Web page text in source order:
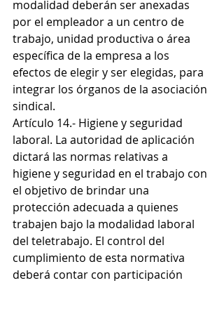
modalidad deberán ser anexadas
por el empleador a un centro de
trabajo, unidad productiva o área
específica de la empresa a los
efectos de elegir y ser elegidas, para
integrar los órganos de la asociación
sindical.
Artículo 14.- Higiene y seguridad
laboral. La autoridad de aplicación
dictará las normas relativas a
higiene y seguridad en el trabajo con
el objetivo de brindar una
protección adecuada a quienes
trabajen bajo la modalidad laboral
del teletrabajo. El control del
cumplimiento de esta normativa
deberá contar con participación